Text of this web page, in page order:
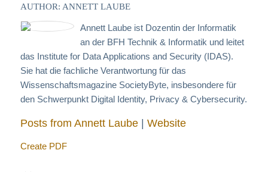
AUTHOR: ANNETT LAUBE
Annett Laube ist Dozentin der Informatik
an der BFH Technik & Informatik und leitet
das Institute for Data Applications and Security (IDAS).
Sie hat die fachliche Verantwortung für das
Wissenschaftsmagazine SocietyByte, insbesondere für
den Schwerpunkt Digital Identity, Privacy & Cybersecurity.
Posts from Annett Laube| Website
Create PDF